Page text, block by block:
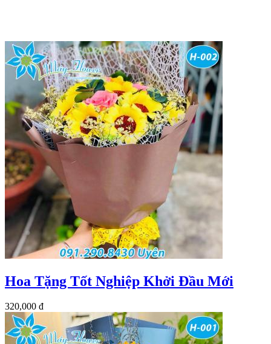
Hoa Tặng Tốt Nghiệp Khởi Đầu Mới
320,000 đ